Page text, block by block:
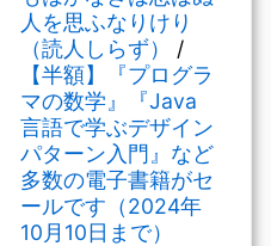
人を思ふなりけり
（読人しらず）
/
【半額】『プログラ
マの数学』『Java
言語で学ぶデザイン
パターン入門』など
多数の電子書籍がセ
ールです（2024年
10月10日まで）